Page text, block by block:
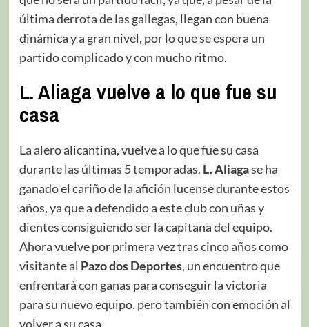
última derrota de las gallegas, llegan con buena
dinámica y a gran nivel, por lo que se espera un
partido complicado y con mucho ritmo.
L. Aliaga vuelve a lo que fue su
casa
La alero alicantina, vuelve a lo que fue su casa
durante las últimas 5 temporadas. L. Aliagase ha
ganado el cariño de la afición lucense durante estos
años, ya que a defendido a este club con uñas y
dientes consiguiendo ser la capitana del equipo.
Ahora vuelve por primera vez tras cinco años como
visitante al Pazo dos Deportes, un encuentro que
enfrentará con ganas para conseguir la victoria
para su nuevo equipo, pero también con emoción al
volver a su casa.